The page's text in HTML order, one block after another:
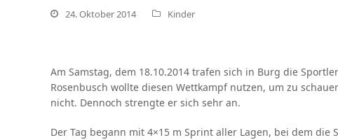
24. Oktober 2014 Kinder
Am Samstag, dem 18.10.2014 trafen sich in Burg die
Rosenbusch wollte diesen Wettkampf nutzen, um zu
nicht. Dennoch strengte er sich sehr an.
Der Tag begann mit 4×15 m Sprint aller Lagen, bei dem